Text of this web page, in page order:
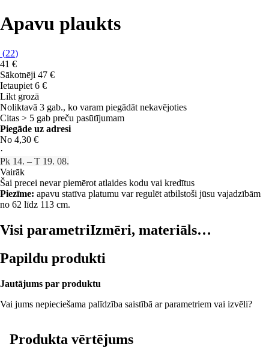
Apavu plaukts
(22)
41 €
Sākotnēji 47 €
Ietaupiet 6 €
Likt grozā
Noliktavā 3 gab., ko varam piegādāt nekavējoties
Citas > 5 gab preču pasūtījumam
Piegāde uz adresi
No 4,30 €
·
Pk 14. – T 19. 08.
Vairāk
Šai precei nevar piemērot atlaides kodu vai kredītus
Piezīme: apavu statīva platumu var regulēt atbilstoši jūsu vajadzībām
no 62 līdz 113 cm.
Visi parametriIzmēri, materiāls…
Papildu produkti
Jautājums par produktu
Vai jums nepieciešama palīdzība saistībā ar parametriem vai izvēli?
Produkta vērtējums